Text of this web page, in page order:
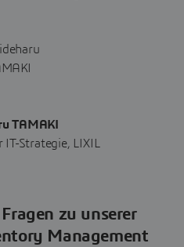
TAMAKI
Strategie, LIXIL
zu unserer
Management